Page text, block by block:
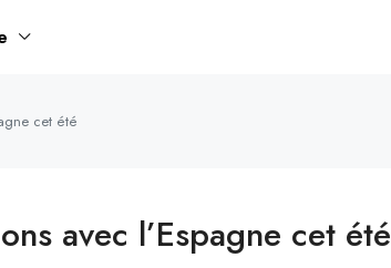
cet été
avec l’Espagne cet été